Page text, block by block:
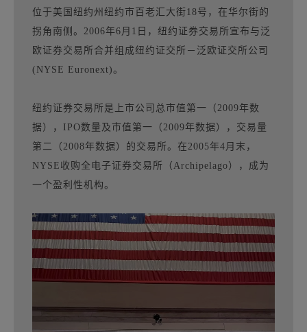
位于美国纽约州纽约市百老汇大街18号，在华尔街的
拐角南侧。2006年6月1日，纽约证券交易所宣布与泛
欧证券交易所合并组成纽约证交所－泛欧证交所公司
(NYSE Euronext)。
纽约证券交易所是上市公司总市值第一（2009年数
据），IPO数量及市值第一（2009年数据），交易量
第二（2008年数据）的交易所。在2005年4月末，
NYSE收购全电子证券交易所（Archipelago），成为
一个盈利性机构。